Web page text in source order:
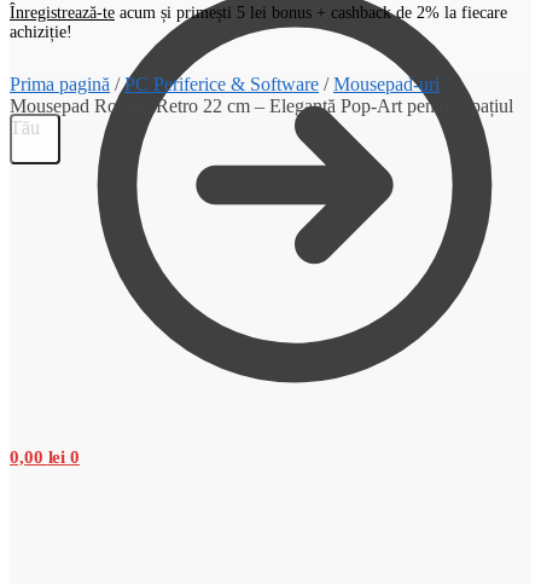
0,00 lei 0
Înregistrează-te acum și primești 5 lei bonus + cashback de 2% la fiecare
achiziție!
Prima pagină /PC Periferice & Software /Mousepad-uri
Mousepad Rotund Retro 22 cm – Eleganță Pop-Art pentru Spațiul
Tău